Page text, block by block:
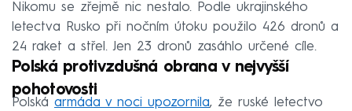
Nikomu se zřejmě nic nestalo. Podle ukrajinského
letectva Rusko při nočním útoku použilo 426 dronů a
24 raket a střel. Jen 23 dronů zasáhlo určené cíle.
Polská protivzdušná obrana v nejvyšší
pohotovosti
Polská armáda v noci upozornila, že ruské letectvo